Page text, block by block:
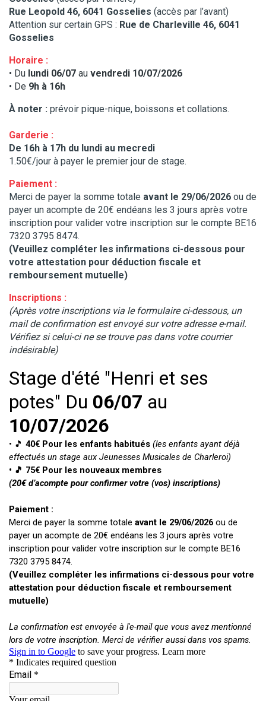
Rue Leopold 46, 6041 Gosselies (accès par l’avant)
Attention sur certain GPS : Rue de Charleville 46, 6041
Gosselies
Horaire :
• Du lundi 06/07 au vendredi 10/07/2026
• De 9h à 16h
À noter : prévoir pique-nique, boissons et collations.
Garderie :
De 16h à 17h du lundi au mecredi
1.50€/jour à payer le premier jour de stage.
Paiement :
Merci de payer la somme totale avant le 29/06/2026 ou de
payer un acompte de 20€ endéans les 3 jours après votre
inscription pour valider votre inscription sur le compte BE16
7320 3795 8474.
(Veuillez compléter les infirmations ci-dessous pour
votre attestation pour déduction fiscale et
remboursement mutuelle)
Inscriptions :
(Après votre inscriptions via le formulaire ci-dessous, un
mail de confirmation est envoyé sur votre adresse e-mail.
Vérifiez si celui-ci ne se trouve pas dans votre courrier
indésirable)